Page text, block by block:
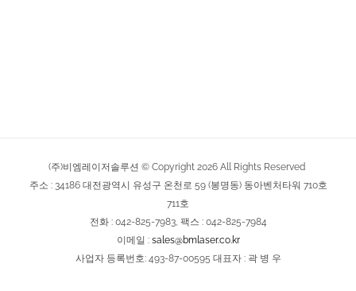
(주)비엠레이저솔루션 © Copyright 2026 All Rights Reserved
주소 : 34186 대전광역시 유성구 온천로 59 (봉명동) 동아벤처타워 710호
711호
전화 : 042-825-7983, 팩스 : 042-825-7984
이메일 : sales@bmlaser.co.kr
사업자 등록번호: 493-87-00595 대표자 : 곽 병 우